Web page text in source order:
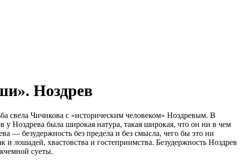
Ноздрев
свела Чичикова с «историческим человеком» Ноздревым. В
у Ноздрева была широкая натура, такая широкая, что он ни в чем
— безудержность без предела и без смысла, чего бы это ни
и лошадей, хвастовства и гостеприимства. Безудержность Ноздрев
суеты.